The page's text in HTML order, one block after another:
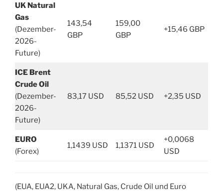
UK Natural
Gas
(Dezember-
2026-
Future)
143,54
GBP
159,00
GBP
+15,46 GBP
ICE Brent
Crude Oil
(Dezember-
2026-
Future)
83,17 USD 85,52 USD +2,35 USD
EURO
(Forex)
1,1439 USD 1,1371 USD
+0,0068
USD
(EUA, EUA2, UKA, Natural Gas, Crude Oil und Euro